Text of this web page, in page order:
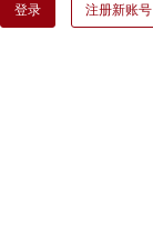
登录 注册新账号